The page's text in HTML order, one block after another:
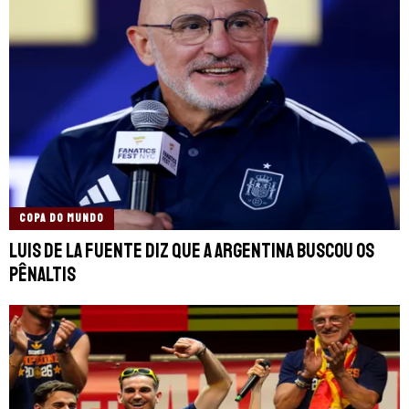
COPA DO MUNDO
Luis de la Fuente diz que a Argentina buscou os
pênaltis